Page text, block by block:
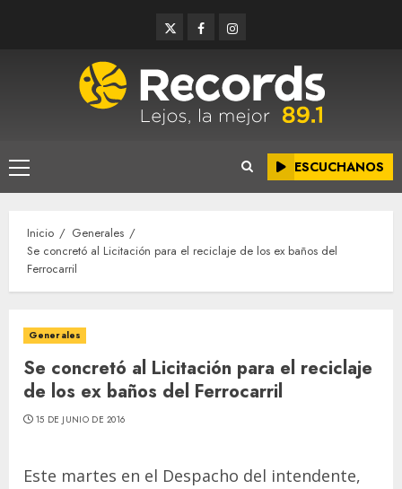
TwitterFacebookInstagram
Menú
principal
ESCUCHANOS
Inicio
Generales
Se concretó al Licitación para el reciclaje de los ex baños del
Ferrocarril
Generales
Se concretó al Licitación para el reciclaje
de los ex baños del Ferrocarril
15 DE JUNIO DE 2016
Este martes en el Despacho del intendente,